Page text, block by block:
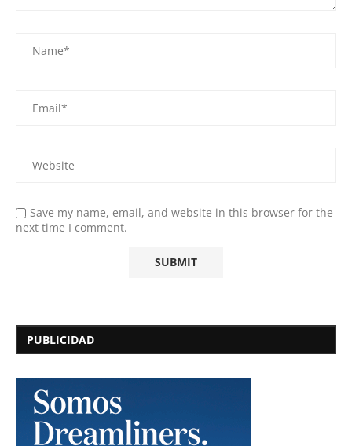
Save my name, email, and website in this browser for the
next time I comment.
PUBLICIDAD